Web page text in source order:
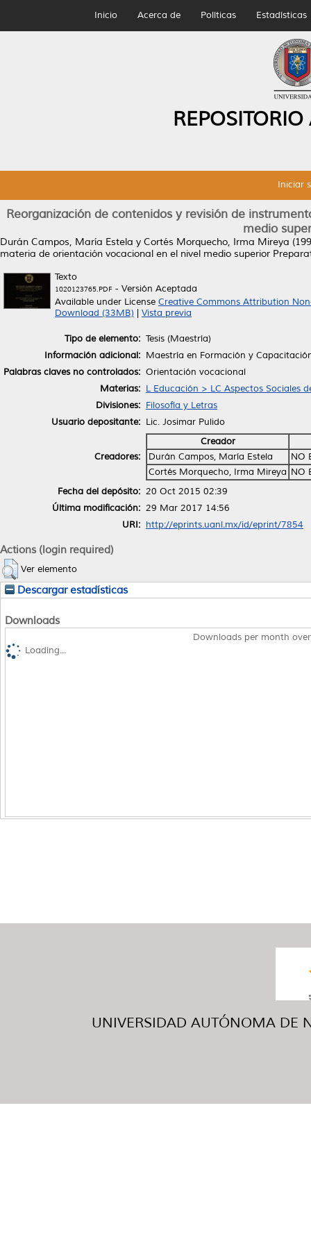
Inicio Acerca de Políticas Estadísticas
Iniciar
Reorganización de contenidos y revisión de
medio
Durán Campos, María Estela y Cortés Morquecho, Irma Mireya
materia de orientación vocacional en el nivel medio superior
Texto
1020123765.PDF - Versión Aceptada
Available under License Creative Commons Attribution
Download (33MB)
Vista previa
Tipo de elemento: Tesis (Maestría)
Información adicional: Maestría en Formación y
Palabras claves no controlados: Orientación vocacional
Materias: L Educación > LC Aspectos Sociales
Divisiones: Filosofía y Letras
Usuario depositante: Lic. Josimar Pulido
Creadores:
Creador
Durán Campos, María Estela
NO
Cortés Morquecho, Irma Mireya NO
Fecha del depósito: 20 Oct 2015 02:39
Última modificación: 29 Mar 2017 14:56
URI: http://eprints.uanl.mx/id/eprint/7854
Actions (login required)
Ver elemento
Descargar estadísticas
Downloads
Downloads per month
Loading...
UNIVERSIDAD AUTÓNOMA DE